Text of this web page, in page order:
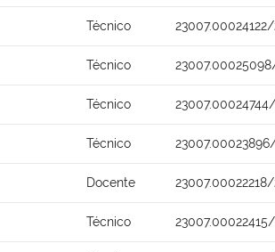
Técnico
Técnico
Técnico
Técnico
Docente
Técnico